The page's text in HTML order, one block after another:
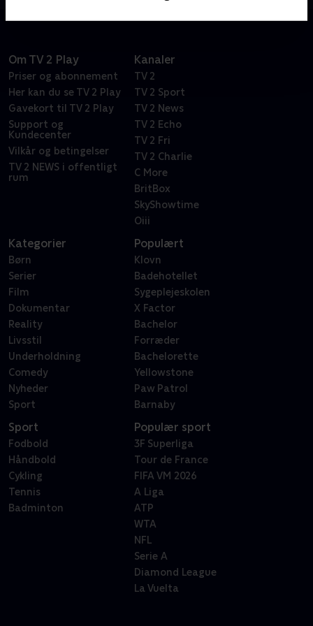
Om TV 2 Play
Priser og abonnement
Her kan du se TV 2 Play
Gavekort til TV 2 Play
Support og
Kundecenter
Vilkår og betingelser
TV 2 NEWS i offentligt
rum
Kanaler
TV 2
TV 2 Sport
TV 2 News
TV 2 Echo
TV 2 Fri
TV 2 Charlie
C More
BritBox
SkyShowtime
Oiii
Kategorier
Børn
Serier
Film
Dokumentar
Reality
Livsstil
Underholdning
Comedy
Nyheder
Sport
Populært
Klovn
Badehotellet
Sygeplejeskolen
X Factor
Bachelor
Forræder
Bachelorette
Yellowstone
Paw Patrol
Barnaby
Sport
Fodbold
Håndbold
Cykling
Tennis
Badminton
Populær sport
3F Superliga
Tour de France
FIFA VM 2026
A Liga
ATP
WTA
NFL
Serie A
Diamond League
La Vuelta